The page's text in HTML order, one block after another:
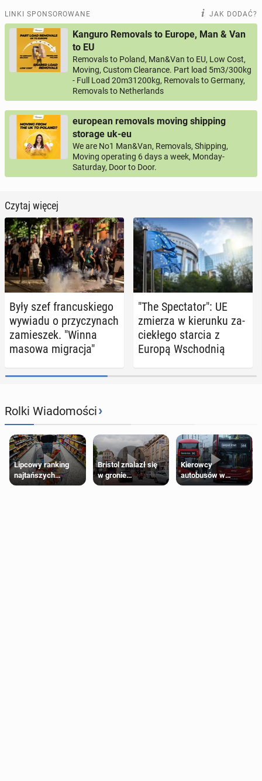
LINKI SPONSOROWANE JAK DODAĆ?
Kanguro Removals to Europe, Man & Van
to EU
Removals to Poland, Man&Van to EU, Low Cost,
Moving, Custom Clearance. Part load 5m3/300kg
- Full Load 20m31200kg, Removals to Germany,
Removals to Netherlands
european removals moving shipping
storage uk-eu
We are No1 Man&Van, Removals, Shipping,
Moving operating 6 days a week, Monday-
Saturday, Door to Door.
Czytaj więcej
Były szef fran­cu­skie­go
wywiadu o przy­czy­nach
za­mie­szek. "Winna
masowa mi­gra­cja"
"The Spec­ta­tor": UE
zmierza w kie­run­ku za­
cie­kłe­go starcia z
Europą Wschod­nią
Rolki Wiadomości›
Lipcowy ranking
najtańszych
supermarketów
Bristol znalazł się
w gronie
najlepszych
Kierowcy
autobusów w
Londynie